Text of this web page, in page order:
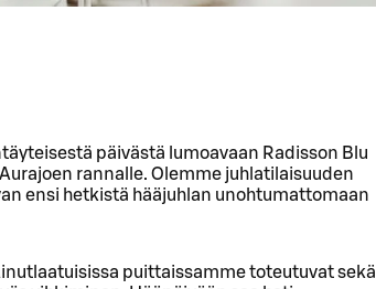
päivästä lumoavaan Radisson Blu
rannalle. Olemme juhlatilaisuuden
ensi hetkistä hääjuhlan unohtumattomaan
puittaissamme toteutuvat sekä